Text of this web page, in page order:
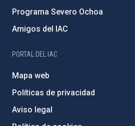
Programa Severo Ochoa
Amigos del IAC
PORTAL DEL IAC
Mapa web
Políticas de privacidad
Aviso legal